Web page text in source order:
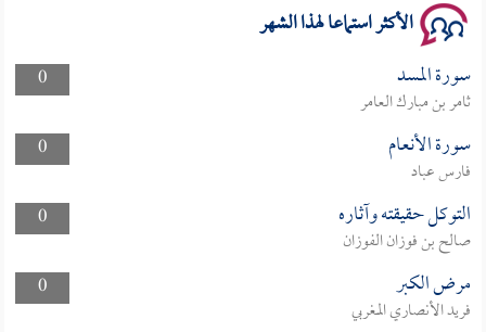
الأكثر استماعا لهذا الشهر
0 سورة المسد
ثامر بن مبارك العامر
0
سورة الأنعام
فارس عباد
0
التوكل حقيقته وآثاره
صالح بن فوزان الفوزان
0
مرض الكبر
فريد الأنصاري المغربي